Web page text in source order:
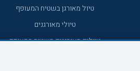
טיול מאורגן בשטיח המעופף
טיולי מאורגנים
טיולים מאורגנים השטיח המעופף